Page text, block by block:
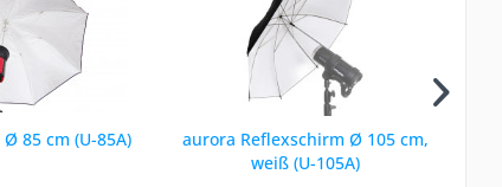
85 cm (U-85A)
aurora Reflexschirm Ø 105 cm,
weiß (U-105A)